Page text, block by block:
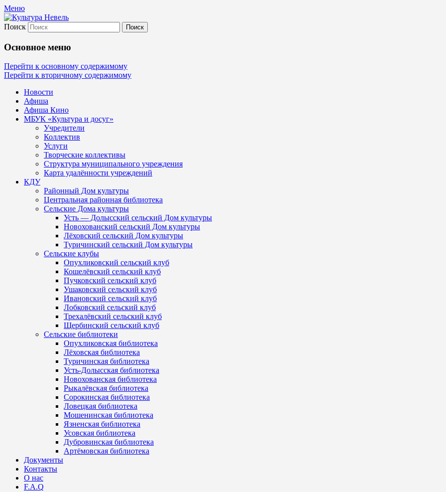
Меню
Культура Невель
МБУК Невельского района "Культура и досуг"
Поиск
Основное меню
Перейти к основному содержимому
Перейти к вторичному содержимому
Новости
Афиша
Афиша Кино
МБУК «Культура и досуг»
Учредители
Коллектив
Услуги
Творческие коллективы
Структура муниципального учреждения
Карта удалённости учреждений
КДУ
Районный Дом культуры
Центральная районная библиотека
Сельские Дома культуры
Усть — Долысский сельский Дом культуры
Новохованский сельский Дом культуры
Лёховский сельский Дом культуры
Туричинский сельский Дом культуры
Сельские клубы
Опухликовский сельский клуб
Кошелёвский сельский клуб
Пучковский сельский клуб
Ушаковский сельский клуб
Ивановский сельский клуб
Лобковский сельский клуб
Трехалёвский сельский клуб
Щербинский сельский клуб
Сельские библиотеки
Опухликовская библиотека
Лёховская библиотека
Туричинская библиотека
Усть-Долысская библиотека
Новохованская библиотека
Рыкалёвская библиотека
Сорокинская библиотека
Ловецкая библиотека
Мошенинская библиотека
Язненская библиотека
Усовская библиотека
Дубровинская библиотека
Артёмовская библиотека
Документы
Контакты
О нас
F.A.Q